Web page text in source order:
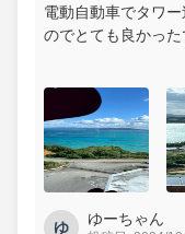
電動自動車でタワ
のでとても良かっ
撮るスポットが設
ゆ ゆーちゃん